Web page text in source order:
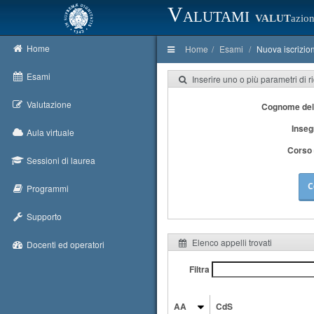
Valutami VALUT
Home
Esami
Valutazione
Aula virtuale
Sessioni di laurea
Programmi
Supporto
Docenti ed operatori
Home Esami Nuova
Inserire uno o più parametri di
Cognome
Corso
Elenco appelli trovati
Filtra
AA CdS